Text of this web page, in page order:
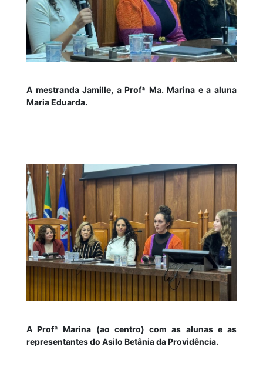
A mestranda Jamille, a Profª Ma. Marina e a aluna
Maria Eduarda.
A Profª Marina (ao centro) com as alunas e as
representantes do Asilo Betânia da Providência.